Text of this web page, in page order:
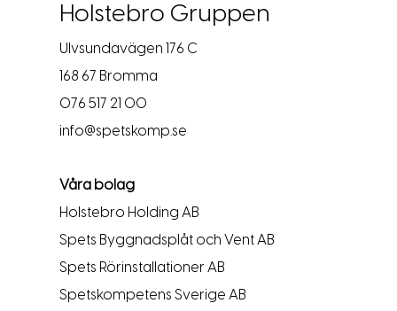
Holstebro Gruppen
Ulvsundavägen 176 C
168 67 Bromma
076 517 21 00
info@spetskomp.se
Våra bolag
Holstebro Holding AB
Spets Byggnadsplåt och Vent AB
Spets Rörinstallationer AB
Spetskompetens Sverige AB